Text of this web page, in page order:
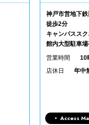
神戸市営地下
徒歩2分
キャンパスス
館内大型駐車場
営業時間
10
店休日
年中
Access